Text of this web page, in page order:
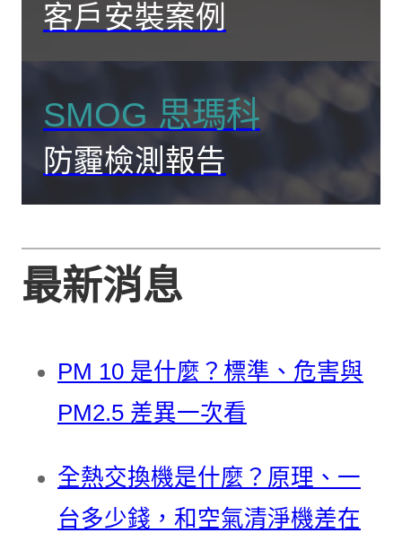
客戶安裝案例
SMOG 思瑪科
防霾檢測報告
最新消息
PM 10 是什麼？標準、危害與
PM2.5 差異一次看
全熱交換機是什麼？原理、一
台多少錢，和空氣清淨機差在